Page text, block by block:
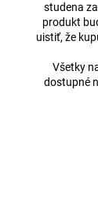
studena
produkt
uistiť, že
Všetky
dostupné